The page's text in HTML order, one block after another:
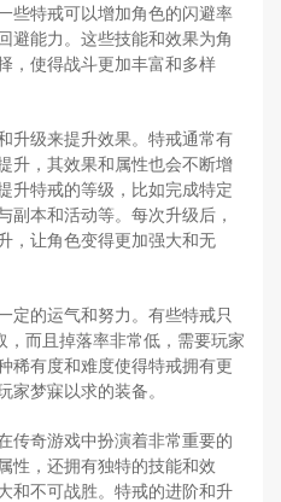
些特戒可以增加角色的闪避率
避能力。这些技能和效果为角
，使得战斗更加丰富和多样
升级来提升效果。特戒通常有
升，其效果和属性也会不断增
升特戒的等级，比如完成特定
副本和活动等。每次升级后，
，让角色变得更加强大和无
定的运气和努力。有些特戒只
而且掉落率非常低，需要玩家
稀有度和难度使得特戒拥有更
家梦寐以求的装备。
传奇游戏中扮演着非常重要的
性，还拥有独特的技能和效
和不可战胜。特戒的进阶和升